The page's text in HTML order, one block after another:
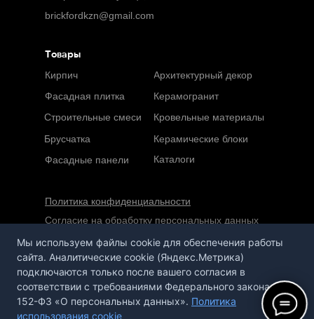
Согласие на обработку персональных данных
Политика конфиденциальности
Фасадная плитка
Кирпич Архитектурный декор
Фасадные панели
Керамогранит
Строительные смеси
Каталоги
Товары
Брусчатка
Кровельные материалы
Керамические блоки
Сайт не является публичной офертой,
определяемой положениями статьи 437 ГК РФ
brickfordkzn@gmail.com
Мы используем файлы cookie для обеспечения работы
сайта. Аналитические cookie (Яндекс.Метрика)
подключаются только после вашего согласия в
соответствии с требованиями Федерального закона №
152-ФЗ «О персональных данных». Политика
использования cookie